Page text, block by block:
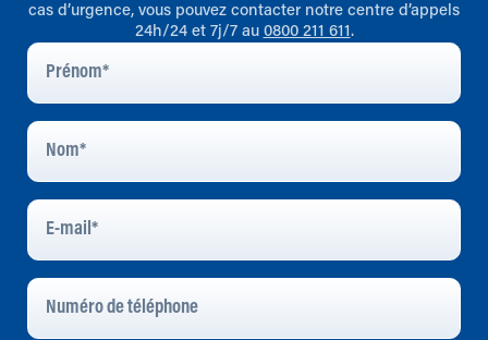
cas d’urgence, vous pouvez contacter notre centre d’appels
24h/24 et 7j/7 au 0800 211 611 .
Prénom
Nom
E-
Mail*
Numéro
Téléphone